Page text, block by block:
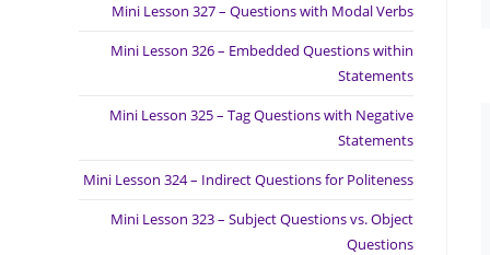
Mini Lesson 327 – Questions with Modal Verbs
Mini Lesson 326 – Embedded Questions within
Statements
Mini Lesson 325 – Tag Questions with Negative
Statements
Mini Lesson 324 – Indirect Questions for Politeness
Mini Lesson 323 – Subject Questions vs. Object
Questions